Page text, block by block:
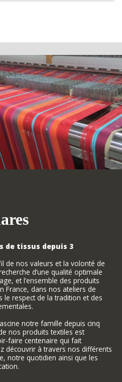
de tissus depuis 3
de nos valeurs et la volonté de
d’une qualité optimale
et l’ensemble des produits
France, dans nos ateliers de
le respect de la tradition et des
notre famille depuis cinq
nos produits textiles est
faire centenaire qui fait
découvrir à travers nos différents
notre quotidien ainsi que les